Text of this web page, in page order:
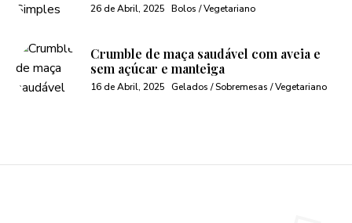
26 de Abril, 2025 Bolos / Vegetariano
Crumble de maça saudável com aveia e
sem açúcar e manteiga
16 de Abril, 2025 Gelados / Sobremesas / Vegetariano